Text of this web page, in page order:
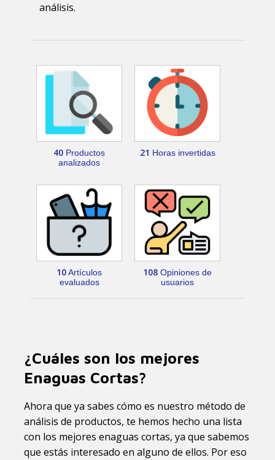
análisis.
40 Productos
analizados
21 Horas invertidas
10Artículos
evaluados
108 Opiniones de
usuarios
¿Cuáles son los mejores
Enaguas Cortas?
Ahora que ya sabes cómo es nuestro método de
análisis de productos, te hemos hecho una lista
con los mejores enaguas cortas, ya que sabemos
que estás interesado en alguno de ellos. Por eso